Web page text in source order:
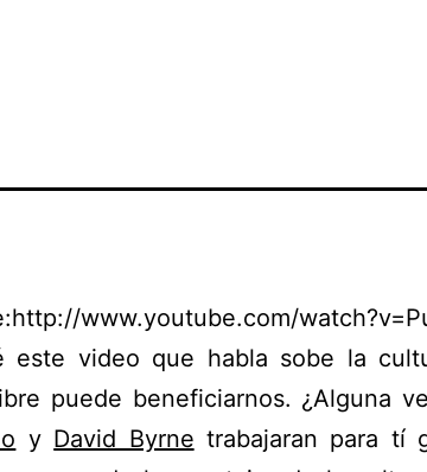
www.youtube.com/
este video que habla sobe la
puede beneficiarnos. ¿Alguna
y David Byrne trabajaran para tí